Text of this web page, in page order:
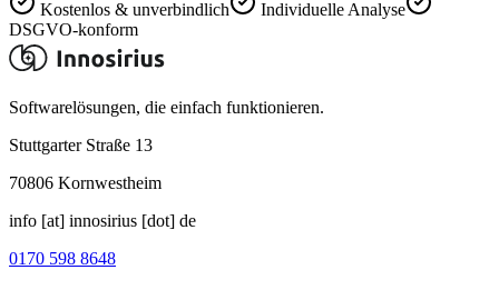
Kostenlos & unverbindlich
Individuelle Analyse
DSGVO-konform
Softwarelösungen, die einfach funktionieren.
Stuttgarter Straße 13
70806 Kornwestheim
info [at] innosirius [dot] de
0170 598 8648